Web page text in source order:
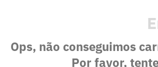
Ops, não conseguimos
Por favor,